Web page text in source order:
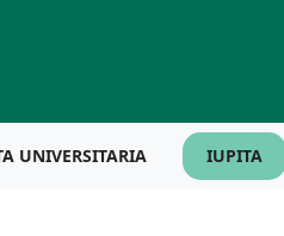
UNIVERSITARIA IUPITA